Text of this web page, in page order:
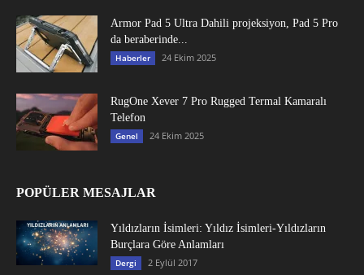
Armor Pad 5 Ultra Dahili projeksiyon, Pad 5 Pro
da beraberinde...
Haberler 24 Ekim 2025
RugOne Xever 7 Pro Rugged Termal Kamaralı
Telefon
Genel 24 Ekim 2025
POPÜLER MESAJLAR
Yıldızların İsimleri: Yıldız İsimleri-Yıldızların
Burçlara Göre Anlamları
Dergi 2 Eylül 2017